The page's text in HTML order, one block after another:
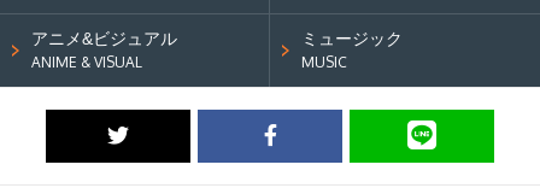
アニメ&ビジュアル
ANIME & VISUAL
ミュージック
MUSIC